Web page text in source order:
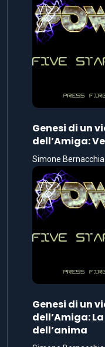
Genesi di un
dell’Amiga:
Simone Bernacchia
Genesi di un
dell’Amiga:
dell’anima